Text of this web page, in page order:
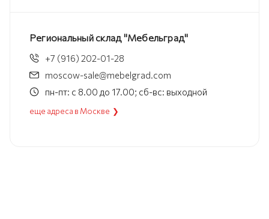
Региональный склад "Мебельград"
+7 (916) 202-01-28
moscow-sale@mebelgrad.com
пн-пт: с 8.00 до 17.00; сб-вс: выходной
еще адреса в Москве ❯